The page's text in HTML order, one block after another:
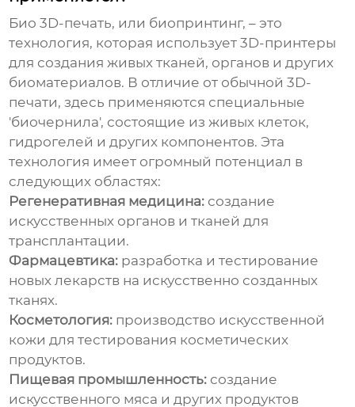
Био 3D-печать, или биопринтинг, – это
технология, которая использует 3D-принтеры
для создания живых тканей, органов и других
биоматериалов. В отличие от обычной 3D-
печати, здесь применяются специальные
'биочернила', состоящие из живых клеток,
гидрогелей и других компонентов. Эта
технология имеет огромный потенциал в
следующих областях:
Регенеративная медицина: создание
искусственных органов и тканей для
трансплантации.
Фармацевтика: разработка и тестирование
новых лекарств на искусственно созданных
тканях.
Косметология: производство искусственной
кожи для тестирования косметических
продуктов.
Пищевая промышленность: создание
искусственного мяса и других продуктов